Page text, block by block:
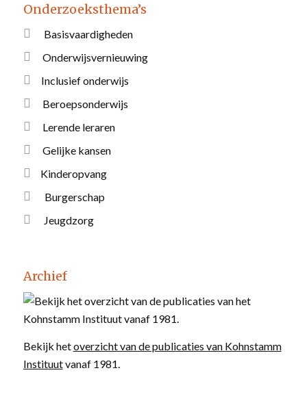
Onderzoeksthema’s
Basisvaardigheden
Onderwijsvernieuwing
Inclusief onderwijs
Beroepsonderwijs
Lerende leraren
Gelijke kansen
Kinderopvang
Burgerschap
Jeugdzorg
Archief
Bekijk hetoverzicht van de publicaties van Kohnstamm
Instituutvanaf 1981.